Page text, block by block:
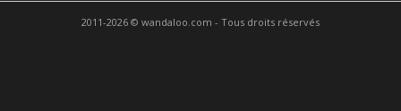
2011-2026 © wandaloo.com - Tous droits réservés